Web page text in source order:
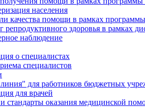
населения
качества помощи в рамках
репродуктивного здоровья в рамках
наблюдение
о специалистах
специалистов
линия" для работников бюджетных
для врачей
стандарты оказания медицинской